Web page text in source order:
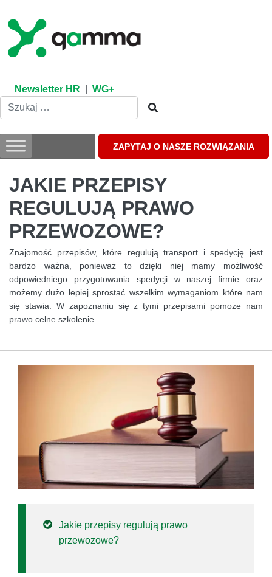
content
Newsletter HR WG+
ZAPYTAJ O NASZE ROZWIĄZANIA
JAKIE PRZEPISY
REGULUJĄ PRAWO
PRZEWOZOWE?
Znajomość przepisów, które regulują transport i spedycję jest
bardzo ważna, ponieważ to dzięki niej mamy możliwość
odpowiedniego przygotowania spedycji w naszej firmie oraz
możemy dużo lepiej sprostać wszelkim wymaganiom które nam
się stawia. W zapoznaniu się z tymi przepisami pomoże nam
prawo celne szkolenie.
Jakie przepisy regulują prawo
przewozowe?